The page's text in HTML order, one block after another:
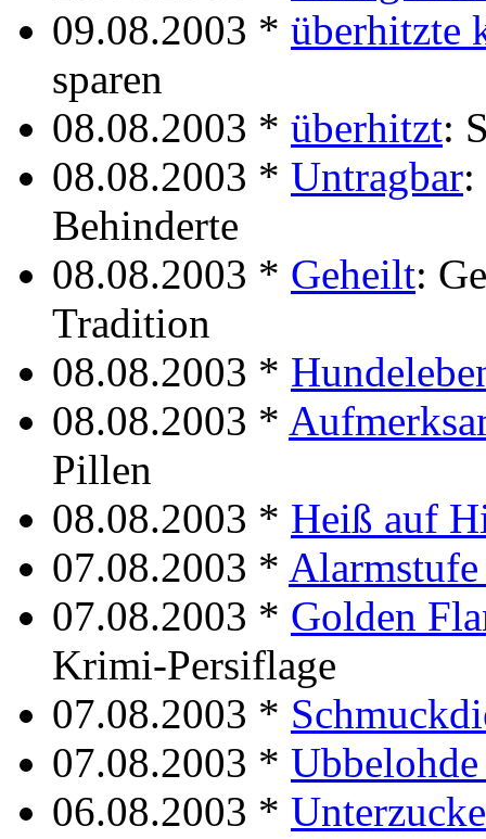
09.08.2003 * überhitzte
sparen
08.08.2003 * überhitzt:
08.08.2003 * Untragbar:
Behinderte
08.08.2003 * Geheilt:
Tradition
08.08.2003 *
08.08.2003 *
Pillen
08.08.2003 * Heiß auf
07.08.2003 *
07.08.2003 * Golden
Krimi-Persiflage
07.08.2003 *
07.08.2003 *
06.08.2003 *